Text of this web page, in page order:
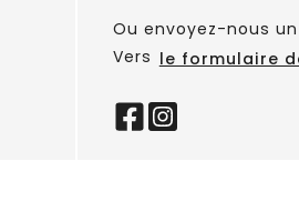
Ou envoyez-nous
Vers le formulaire